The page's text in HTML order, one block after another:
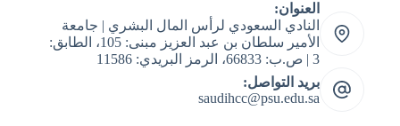
العنوان:
النادي السعودي لرأس المال البشري | جامعة
الأمير سلطان بن عبد العزيز مبنى: 105، الطابق:
3 | ص.ب: 66833، الرمز البريدي: 11586
بريد التواصل:
saudihcc@psu.edu.sa